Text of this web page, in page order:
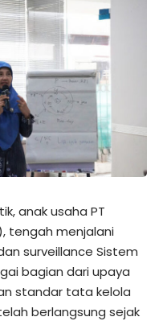
anak usaha PT
tengah menjalani
surveillance Sistem
bagian dari upaya
standar tata kelola
berlangsung sejak